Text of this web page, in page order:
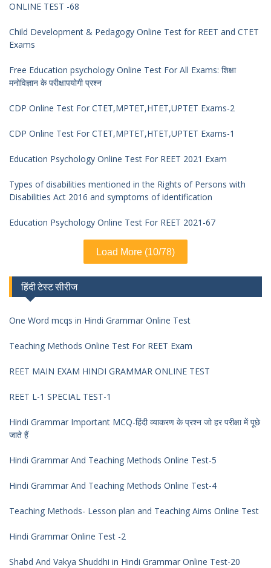
ONLINE TEST -68
Child Development & Pedagogy Online Test for REET and CTET
Exams
Free Education psychology Online Test For All Exams: शिक्षा
मनोविज्ञान के परीक्षापयोगी प्रश्न
CDP Online Test For CTET,MPTET,HTET,UPTET Exams-2
CDP Online Test For CTET,MPTET,HTET,UPTET Exams-1
Education Psychology Online Test For REET 2021 Exam
Types of disabilities mentioned in the Rights of Persons with
Disabilities Act 2016 and symptoms of identification
Education Psychology Online Test For REET 2021-67
Load More (10/78)
हिंदी टेस्ट सीरीज
One Word mcqs in Hindi Grammar Online Test
Teaching Methods Online Test For REET Exam
REET MAIN EXAM HINDI GRAMMAR ONLINE TEST
REET L-1 SPECIAL TEST-1
Hindi Grammar Important MCQ-हिंदी व्याकरण के प्रश्न जो हर परीक्षा में पूछे
जाते हैं
Hindi Grammar And Teaching Methods Online Test-5
Hindi Grammar And Teaching Methods Online Test-4
Teaching Methods- Lesson plan and Teaching Aims Online Test
Hindi Grammar Online Test -2
Shabd And Vakya Shuddhi in Hindi Grammar Online Test-20